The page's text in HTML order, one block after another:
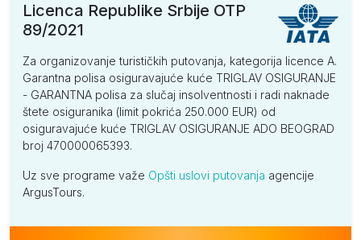
Licenca Republike Srbije OTP
89/2021
Za organizovanje turističkih putovanja, kategorija licence A.
Garantna polisa osiguravajuće kuće TRIGLAV OSIGURANJE
- GARANTNA polisa za slučaj insolventnosti i radi naknade
štete osiguranika (limit pokrića 250.000 EUR) od
osiguravajuće kuće TRIGLAV OSIGURANJE ADO BEOGRAD
broj 470000065393.
Uz sve programe važe Opšti uslovi putovanja agencije
ArgusTours.